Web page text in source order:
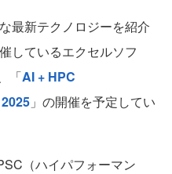
最新テクノロジーを紹介
しているエクセルソフ
「AI + HPC
」の開催を予定してい
（ハイパフォーマン